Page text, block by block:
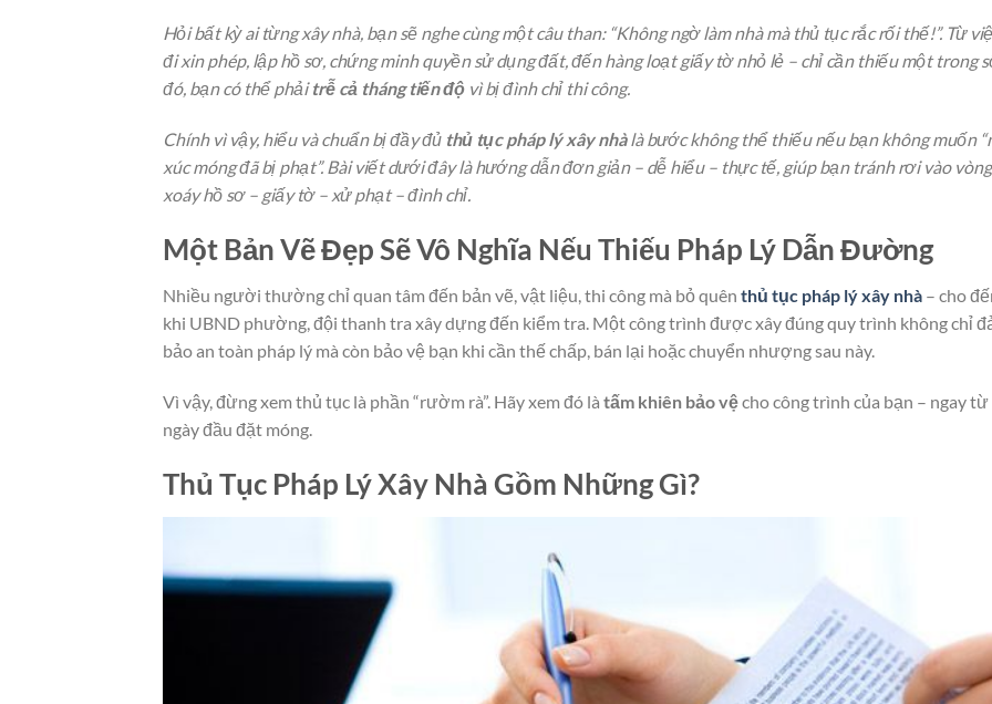
Hỏi bất kỳ ai từng xây nhà, bạn sẽ nghe cùng một câu than: “Không ngờ làm nhà mà thủ tục rắc rối thế!”. Từ
đi xin phép, lập hồ sơ, chứng minh quyền sử dụng đất, đến hàng loạt giấy tờ nhỏ lẻ – chỉ cần thiếu một trong
đó, bạn có thể phảitrễ cả tháng tiến độ vì bị đình chỉ thi công.
Chính vì vậy, hiểu và chuẩn bị đầy đủ thủ tục pháp lý xây nhàlà bước không thể thiếu nếu bạn không muốn
xúc móng đã bị phạt”. Bài viết dưới đây là hướng dẫn đơn giản – dễ hiểu – thực tế, giúp bạn tránh rơi vào vòng
xoáy hồ sơ – giấy tờ – xử phạt – đình chỉ.
Một Bản Vẽ Đẹp Sẽ Vô Nghĩa Nếu Thiếu Pháp Lý Dẫn Đường
Nhiều người thường chỉ quan tâm đến bản vẽ, vật liệu, thi công mà bỏ quên thủ tục pháp lý xây nhà – cho
khi UBND phường, đội thanh tra xây dựng đến kiểm tra. Một công trình được xây đúng quy trình không chỉ
bảo an toàn pháp lý mà còn bảo vệ bạn khi cần thế chấp, bán lại hoặc chuyển nhượng sau này.
Vì vậy, đừng xem thủ tục là phần “rườm rà”. Hãy xem đó là tấm khiên bảo vệcho công trình của bạn – ngay từ
ngày đầu đặt móng.
Thủ Tục Pháp Lý Xây Nhà Gồm Những Gì?